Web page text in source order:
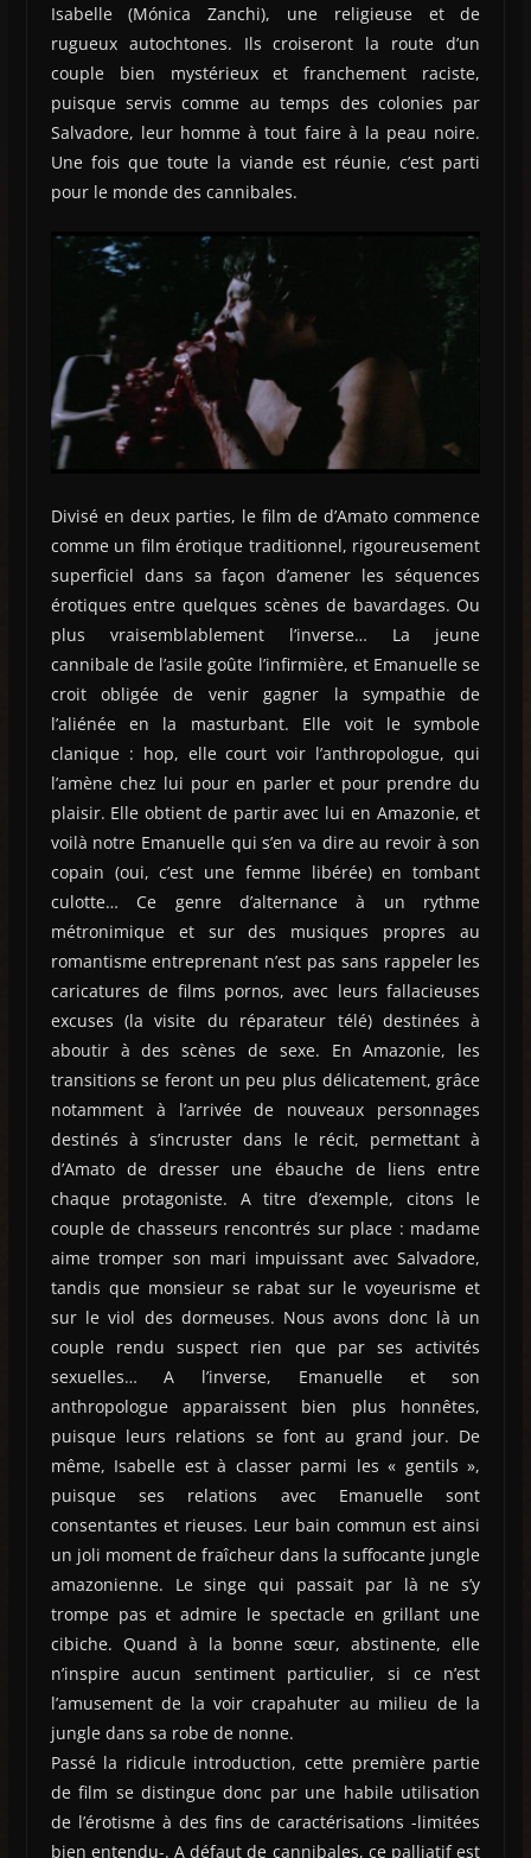
Isabelle (Mónica Zanchi), une religieuse et de
rugueux autochtones. Ils croiseront la route d’un
couple bien mystérieux et franchement raciste,
puisque servis comme au temps des colonies par
Salvadore, leur homme à tout faire à la peau noire.
Une fois que toute la viande est réunie, c’est parti
pour le monde des cannibales.
Divisé en deux parties, le film de d’Amato commence
comme un film érotique traditionnel, rigoureusement
superficiel dans sa façon d’amener les séquences
érotiques entre quelques scènes de bavardages. Ou
plus vraisemblablement l’inverse… La jeune
cannibale de l’asile goûte l’infirmière, et Emanuelle se
croit obligée de venir gagner la sympathie de
l’aliénée en la masturbant. Elle voit le symbole
clanique : hop, elle court voir l’anthropologue, qui
l’amène chez lui pour en parler et pour prendre du
plaisir. Elle obtient de partir avec lui en Amazonie, et
voilà notre Emanuelle qui s’en va dire au revoir à son
copain (oui, c’est une femme libérée) en tombant
culotte… Ce genre d’alternance à un rythme
métronimique et sur des musiques propres au
romantisme entreprenant n’est pas sans rappeler les
caricatures de films pornos, avec leurs fallacieuses
excuses (la visite du réparateur télé) destinées à
aboutir à des scènes de sexe. En Amazonie, les
transitions se feront un peu plus délicatement, grâce
notamment à l’arrivée de nouveaux personnages
destinés à s’incruster dans le récit, permettant à
d’Amato de dresser une ébauche de liens entre
chaque protagoniste. A titre d’exemple, citons le
couple de chasseurs rencontrés sur place : madame
aime tromper son mari impuissant avec Salvadore,
tandis que monsieur se rabat sur le voyeurisme et
sur le viol des dormeuses. Nous avons donc là un
couple rendu suspect rien que par ses activités
sexuelles… A l’inverse, Emanuelle et son
anthropologue apparaissent bien plus honnêtes,
puisque leurs relations se font au grand jour. De
même, Isabelle est à classer parmi les « gentils »,
puisque ses relations avec Emanuelle sont
consentantes et rieuses. Leur bain commun est ainsi
un joli moment de fraîcheur dans la suffocante jungle
amazonienne. Le singe qui passait par là ne s’y
trompe pas et admire le spectacle en grillant une
cibiche. Quand à la bonne sœur, abstinente, elle
n’inspire aucun sentiment particulier, si ce n’est
l’amusement de la voir crapahuter au milieu de la
jungle dans sa robe de nonne.
Passé la ridicule introduction, cette première partie
de film se distingue donc par une habile utilisation
de l’érotisme à des fins de caractérisations -limitées
bien entendu-. A défaut de cannibales, ce palliatif est